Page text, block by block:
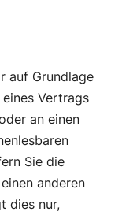
auf Grundlage
Vertrags
an einen
Sie die
anderen
dies nur,